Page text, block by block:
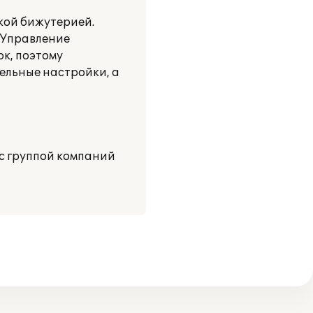
бижутерией.
поэтому
настройки, а
группой компаний